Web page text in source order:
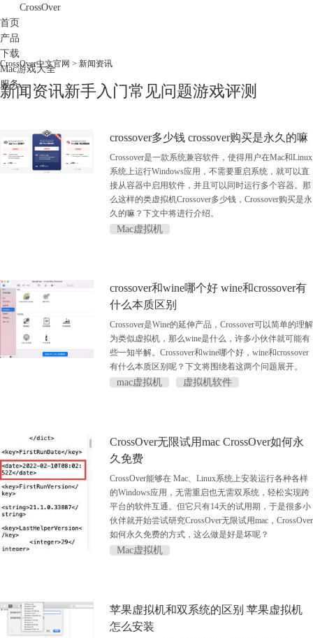
CrossOver
首页
产品
下载
Mac游戏大全
服务
CrossOver中文官网 > 新闻资讯
新闻资讯新手入门常见问题游戏评测
crossover多少钱 crossover购买是永久的嘛
Crossover是一款系统兼容软件，使得用户在Mac和Linux
系统上运行Windows应用，不需要重启系统，就可以直
接从容器中启用软件，并且可以同时运行多个容器。那
么这样的类虚拟机Crossover多少钱，Crossover购买是永
久的嘛？下文中将进行介绍。
Mac虚拟机
crossover和wine哪个好 wine和crossover有
什么本质区别
Crossover是Wine的延伸产品，Crossover可以简单的理解
为类似虚拟机，那么wine是什么，许多小伙伴就可能有
些一知半解。Crossover和wine哪个好，wine和crossover
有什么本质区别呢？下文将围绕着这两个问题展开。
mac虚拟机 虚拟机软件
CrossOver无限试用mac CrossOver如何永
久免费
CrossOver能够在 Mac、Linux系统上安装运行各种各样
的Windows应用，无需重启也无需双系统，轻松实现跨
平台的软件互通。但它只有14天的试用期，于是很多小
伙伴就开始尝试研究CrossOver无限试用mac，CrossOver
如何永久免费的方式，这么做是好是坏呢？
Mac虚拟机
苹果虚拟机和双系统的区别 苹果虚拟机
怎么安装